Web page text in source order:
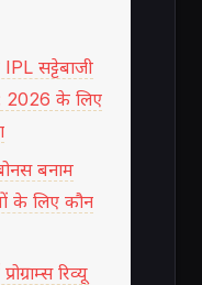
सट्टेबाजी
2026 के लिए
बनाम
के लिए कौन
रिव्यू